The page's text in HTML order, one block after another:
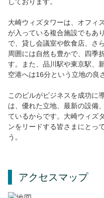
大崎ウィズタワーは、オフィ
が入っている複合施設でもあ
で、貸し会議室や飲食店、さ
周囲には自然も豊かで、四季
す。また、品川駅や東京駅、
空港へは16分という立地の良
このビルがビジネスを成功に
は、優れた立地、最新の設備
ているからです。大崎ウィズ
ンをリードする皆さまにとっ
う。
アクセスマップ